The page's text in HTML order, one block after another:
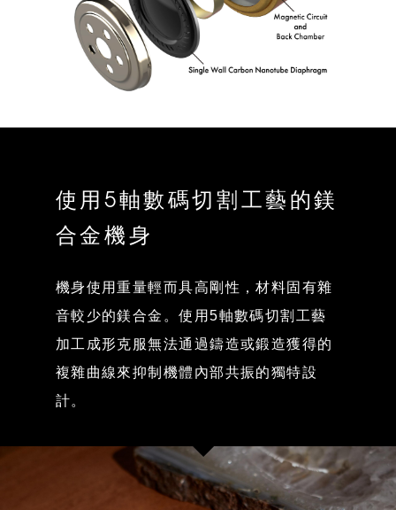
使用5軸數碼切割工藝的鎂
合金機身
機身使用重量輕而具高剛性，材料固有雜
音較少的鎂合金。使用5軸數碼切割工藝
加工成形克服無法通過鑄造或鍛造獲得的
複雜曲線來抑制機體內部共振的獨特設
計。